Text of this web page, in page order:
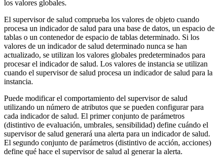
los valores globales.
El supervisor de salud comprueba los valores de objeto cuando
procesa un indicador de salud para una base de datos, un espacio de
tablas o un contenedor de espacio de tablas determinado. Si los
valores de un indicador de salud determinado nunca se han
actualizado, se utilizan los valores globales predeterminados para
procesar el indicador de salud. Los valores de instancia se utilizan
cuando el supervisor de salud procesa un indicador de salud para la
instancia.
Puede modificar el comportamiento del supervisor de salud
utilizando un número de atributos que se pueden configurar para
cada indicador de salud. El primer conjunto de parámetros
(distintivo de evaluación, umbrales, sensibilidad) define cuándo el
supervisor de salud generará una alerta para un indicador de salud.
El segundo conjunto de parámetros (distintivo de acción, acciones)
define qué hace el supervisor de salud al generar la alerta.